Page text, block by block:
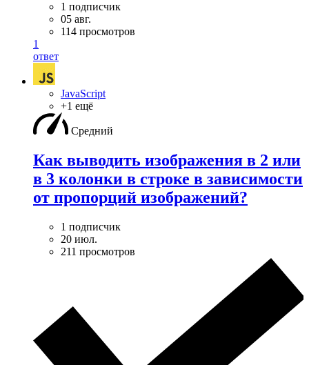
1 подписчик
05 авг.
114 просмотров
1
ответ
JavaScript
+1 ещё
Средний
Как выводить изображения в 2 или
в 3 колонки в строке в зависимости
от пропорций изображений?
1 подписчик
20 июл.
211 просмотров